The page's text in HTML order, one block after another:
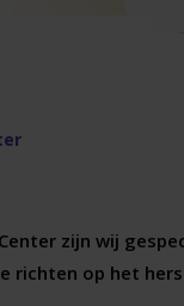
zijn wij
richten op het